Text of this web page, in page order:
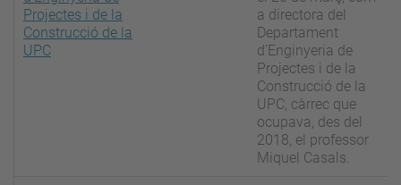
Projectes i de la
Construcció de la
UPC
a directora del
Departament
d’Enginyeria de
Projectes i de la
Construcció de la
UPC, càrrec que
ocupava, des del
2018, el professor
Miquel Casals.